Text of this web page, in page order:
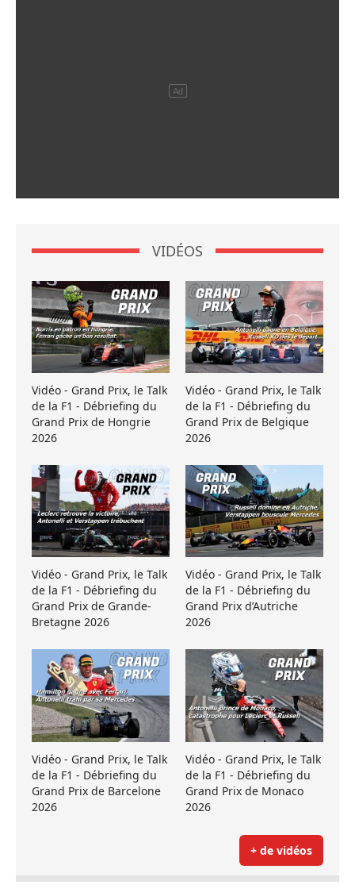
VIDÉOS
Vidéo - Grand Prix, le Talk
de la F1 - Débriefing du
Grand Prix de Hongrie
2026
Vidéo - Grand Prix, le Talk
de la F1 - Débriefing du
Grand Prix de Belgique
2026
Vidéo - Grand Prix, le Talk
de la F1 - Débriefing du
Grand Prix de Grande-
Bretagne 2026
Vidéo - Grand Prix, le Talk
de la F1 - Débriefing du
Grand Prix d’Autriche
2026
Vidéo - Grand Prix, le Talk
de la F1 - Débriefing du
Grand Prix de Barcelone
2026
Vidéo - Grand Prix, le Talk
de la F1 - Débriefing du
Grand Prix de Monaco
2026
+ de vidéos